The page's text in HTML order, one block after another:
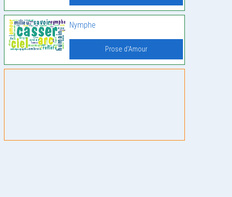
Nymphe
Prose d'Amour